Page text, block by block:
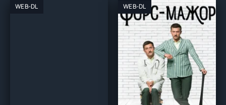
WEB-DL WEB-DL